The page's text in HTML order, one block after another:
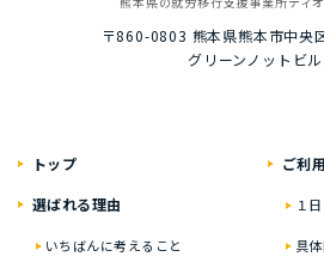
〒860-0803 熊本県熊本市中央
グリーンノットビ
トップ
選ばれる理由
いちばんに考えること
ご利
１
具